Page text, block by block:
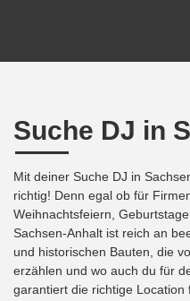
Suche DJ in
Mit deiner Suche DJ in
richtig! Denn egal ob für
Weihnachtsfeiern,
Sachsen-Anhalt ist reich an
und historischen Bauten, die
erzählen und wo auch du für
garantiert die richtige